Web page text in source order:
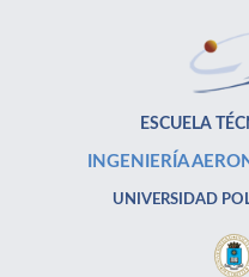
ESCUELA
INGENIERÍA
UNIVERSIDAD